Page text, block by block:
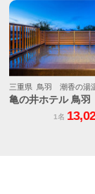
三重県 鳥羽 潮香の湯
亀の井ホテル 鳥羽
1名